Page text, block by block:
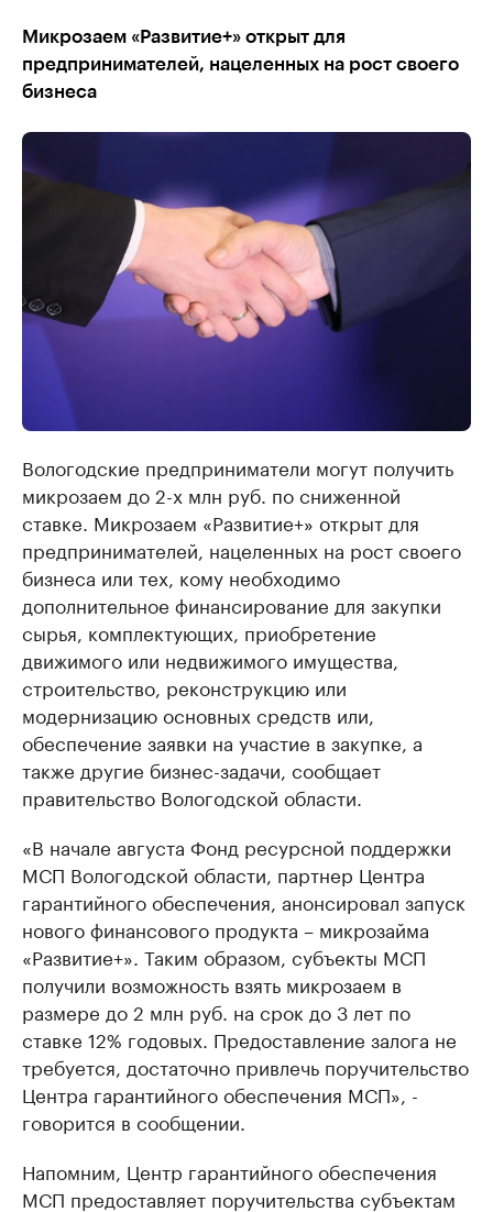
Микрозаем «Развитие+» открыт для
предпринимателей, нацеленных на рост своего
бизнеса
Вологодские предприниматели могут получить
микрозаем до 2-х млн руб. по сниженной
ставке. Микрозаем «Развитие+» открыт для
предпринимателей, нацеленных на рост своего
бизнеса или тех, кому необходимо
дополнительное финансирование для закупки
сырья, комплектующих, приобретение
движимого или недвижимого имущества,
строительство, реконструкцию или
модернизацию основных средств или,
обеспечение заявки на участие в закупке, а
также другие бизнес-задачи, сообщает
правительство Вологодской области.
«В начале августа Фонд ресурсной поддержки
МСП Вологодской области, партнер Центра
гарантийного обеспечения, анонсировал запуск
нового финансового продукта – микрозайма
«Развитие+». Таким образом, субъекты МСП
получили возможность взять микрозаем в
размере до 2 млн руб. на срок до 3 лет по
ставке 12% годовых. Предоставление залога не
требуется, достаточно привлечь поручительство
Центра гарантийного обеспечения МСП», -
говорится в сообщении.
Напомним, Центр гарантийного обеспечения
МСП предоставляет поручительства субъектам